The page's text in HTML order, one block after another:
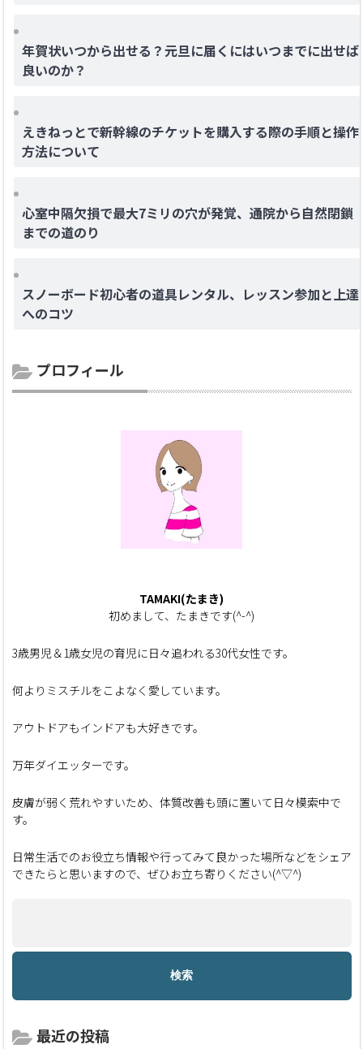
年賀状いつから出せる？元旦に届くにはいつまでに出せば
良いのか？
えきねっとで新幹線のチケットを購入する際の手順と操作
方法について
心室中隔欠損で最大7ミリの穴が発覚、通院から自然閉鎖
までの道のり
スノーボード初心者の道具レンタル、レッスン参加と上達
へのコツ
プロフィール
TAMAKI(たまき)
初めまして、たまきです(^-^)
3歳男児＆1歳女児の育児に日々追われる30代女性です。
何よりミスチルをこよなく愛しています。
アウトドアもインドアも大好きです。
万年ダイエッターです。
皮膚が弱く荒れやすいため、体質改善も頭に置いて日々模索中で
す。
日常生活でのお役立ち情報や行ってみて良かった場所などをシェア
できたらと思いますので、ぜひお立ち寄りください(^▽^)
最近の投稿